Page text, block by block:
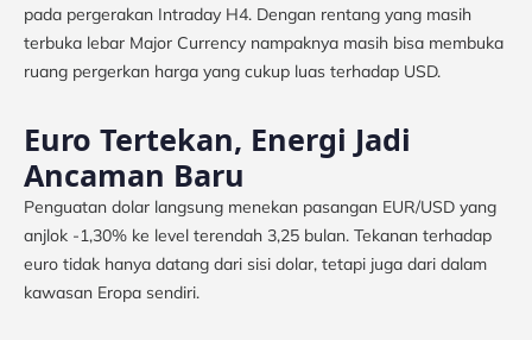
pada pergerakan Intraday H4. Dengan rentang yang masih
terbuka lebar Major Currency nampaknya masih bisa membuka
ruang pergerkan harga yang cukup luas terhadap USD.
Euro Tertekan, Energi Jadi
Ancaman Baru
Penguatan dolar langsung menekan pasangan EUR/USD yang
anjlok -1,30% ke level terendah 3,25 bulan. Tekanan terhadap
euro tidak hanya datang dari sisi dolar, tetapi juga dari dalam
kawasan Eropa sendiri.